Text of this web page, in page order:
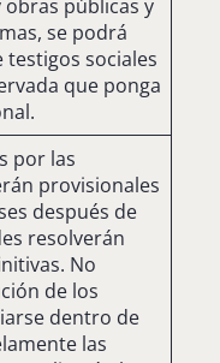
públicas y
se podrá
sociales
que ponga
por las
provisionales
después de
resolverán
No
de los
dentro de
las